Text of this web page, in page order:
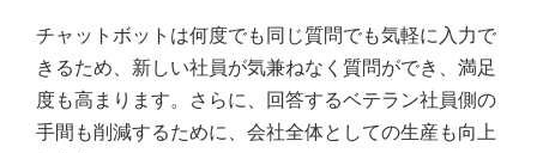
チャットボットは何度でも同じ質問でも気軽に入力で
きるため、新しい社員が気兼ねなく質問ができ、満足
度も高まります。さらに、回答するベテラン社員側の
手間も削減するために、会社全体としての生産も向上